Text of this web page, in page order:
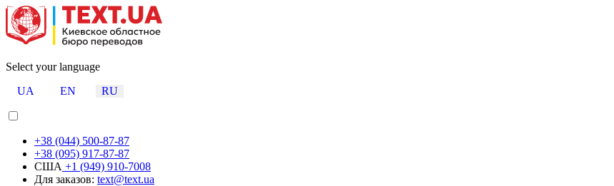
Select your language
UA
EN RU
+38 (044) 500-87-87
+38 (095) 917-87-87
США +1 (949) 910-7008
Для заказов: text@text.ua